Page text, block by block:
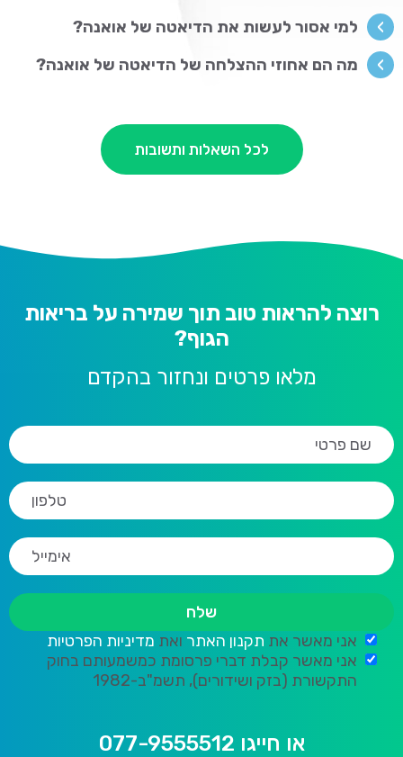
למי אסור לעשות את הדיאטה של אואנה?
מה הם אחוזי ההצלחה של הדיאטה של אואנה?
לכל השאלות ותשובות
רוצה להראות טוב תוך שמירה על בריאות
הגוף?
מלאו פרטים ונחזור בהקדם
אני מאשר אתתקנון האתרואתמדיניות הפרטיות
אני מאשר קבלת דברי פרסומת כמשמעותם בחוק
התקשורת (בזק ושידורים), תשמ"ב-1982
או חייגו 077-9555512